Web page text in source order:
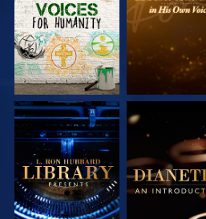
SERIEN SERIEN
UTFORSKA
SERIEN
UTFORSKA
SERIEN